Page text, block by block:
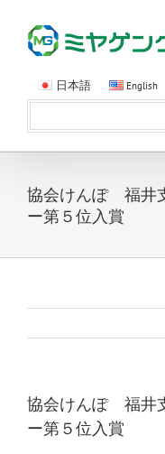
日本語 English
協会けんぽ 福井
ー第５位入賞
協会けんぽ 福井
ー第５位入賞